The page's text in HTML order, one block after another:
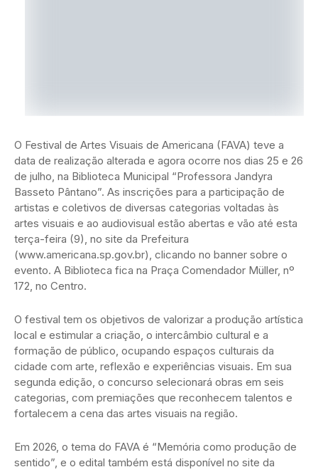
O Festival de Artes Visuais de Americana (FAVA) teve a
data de realização alterada e agora ocorre nos dias 25 e 26
de julho, na Biblioteca Municipal “Professora Jandyra
Basseto Pântano”. As inscrições para a participação de
artistas e coletivos de diversas categorias voltadas às
artes visuais e ao audiovisual estão abertas e vão até esta
terça-feira (9), no site da Prefeitura
(www.americana.sp.gov.br), clicando no banner sobre o
evento. A Biblioteca fica na Praça Comendador Müller, nº
172, no Centro.
O festival tem os objetivos de valorizar a produção artística
local e estimular a criação, o intercâmbio cultural e a
formação de público, ocupando espaços culturais da
cidade com arte, reflexão e experiências visuais. Em sua
segunda edição, o concurso selecionará obras em seis
categorias, com premiações que reconhecem talentos e
fortalecem a cena das artes visuais na região.
Em 2026, o tema do FAVA é “Memória como produção de
sentido”, e o edital também está disponível no site da